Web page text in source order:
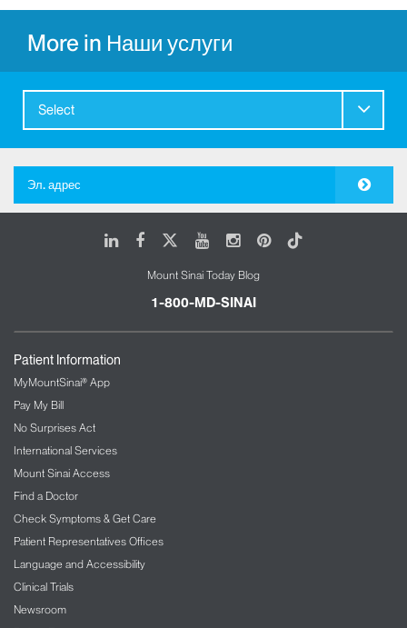
More in Наши услуги
Select
Эл. адрес
LinkedIn
FacebookYoutubeInstagram
Pinterest
Tiktok
Mount Sinai Today Blog
1-800-MD-SINAI
Patient Information
MyMountSinai® App
Pay My Bill
No Surprises Act
International Services
Mount Sinai Access
Find a Doctor
Check Symptoms & Get Care
Patient Representatives Offices
Language and Accessibility
Clinical Trials
Newsroom